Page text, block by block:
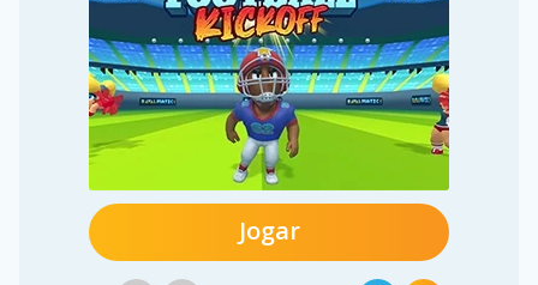
Jogar